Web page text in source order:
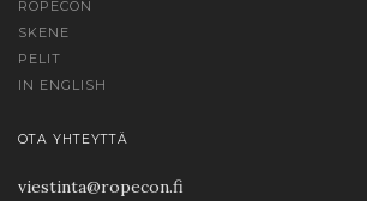
ROPECON
SKENE
PELIT
IN ENGLISH
OTA YHTEYTTÄ
viestinta@ropecon.fi